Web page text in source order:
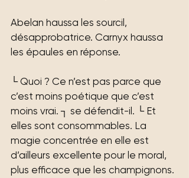
Abelan haussa les sourcil,
désapprobatrice. Carnyx haussa
les épaules en réponse.
└ Quoi ? Ce n’est pas parce que
c’est moins poétique que c’est
moins vrai. ┐ se défendit-il. └ Et
elles sont consommables. La
magie concentrée en elle est
d’ailleurs excellente pour le moral,
plus efficace que les champignons.